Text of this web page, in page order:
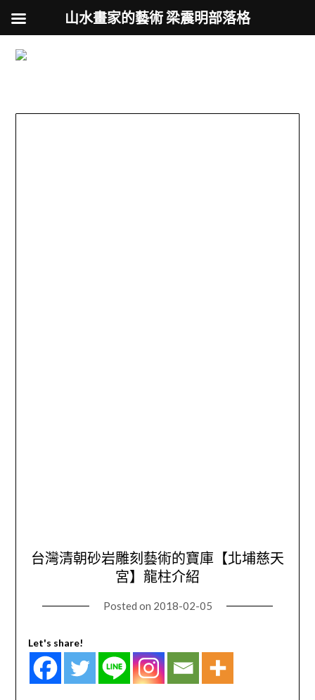
台灣清朝砂岩雕刻藝術的寶庫【北埔慈天
宮】龍柱介紹
Posted on 2018-02-05
Let's share!
山水畫家的藝術 梁震明部落格